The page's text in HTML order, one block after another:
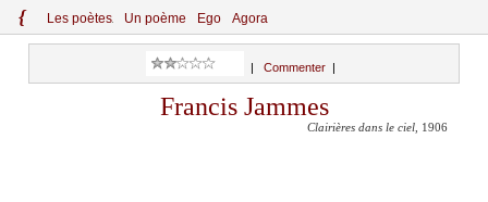
{ Les poètes Un poème Ego Agora
Commenter
Francis Jammes
Clairières dans le ciel , 1906